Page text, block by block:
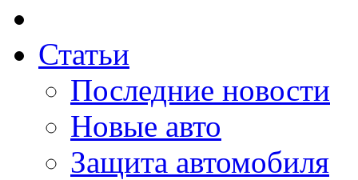
Статьи
Последние новости
Новые авто
Защита автомобиля